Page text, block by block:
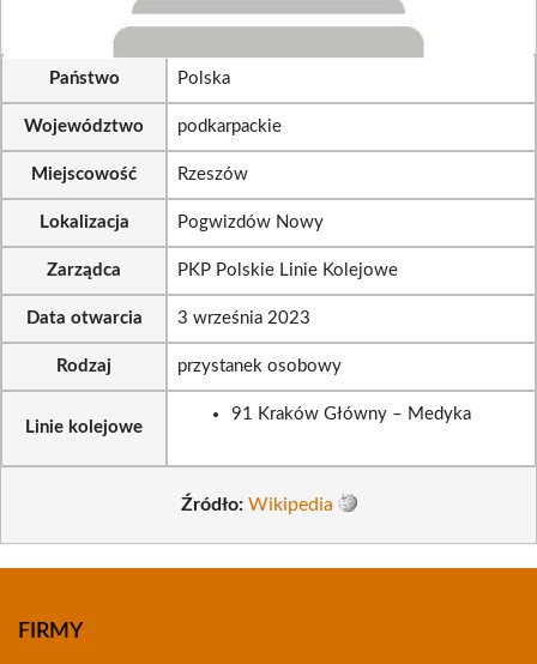
Państwo Polska
Województwo podkarpackie
Miejscowość Rzeszów
Lokalizacja Pogwizdów Nowy
Zarządca PKP Polskie Linie Kolejowe
Data otwarcia 3 września 2023
Rodzaj przystanek osobowy
Linie kolejowe
91 Kraków Główny – Medyka
Źródło: Wikipedia
FIRMY